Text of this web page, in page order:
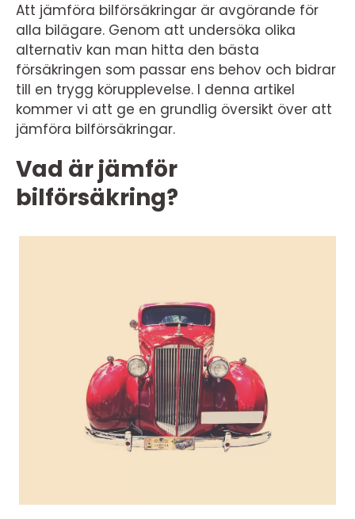
Att jämföra bilförsäkringar är avgörande för
alla bilägare. Genom att undersöka olika
alternativ kan man hitta den bästa
försäkringen som passar ens behov och bidrar
till en trygg körupplevelse. I denna artikel
kommer vi att ge en grundlig översikt över att
jämföra bilförsäkringar.
Vad är jämför
bilförsäkring?